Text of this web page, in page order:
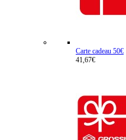
Carte cadeau 50€
41,67€